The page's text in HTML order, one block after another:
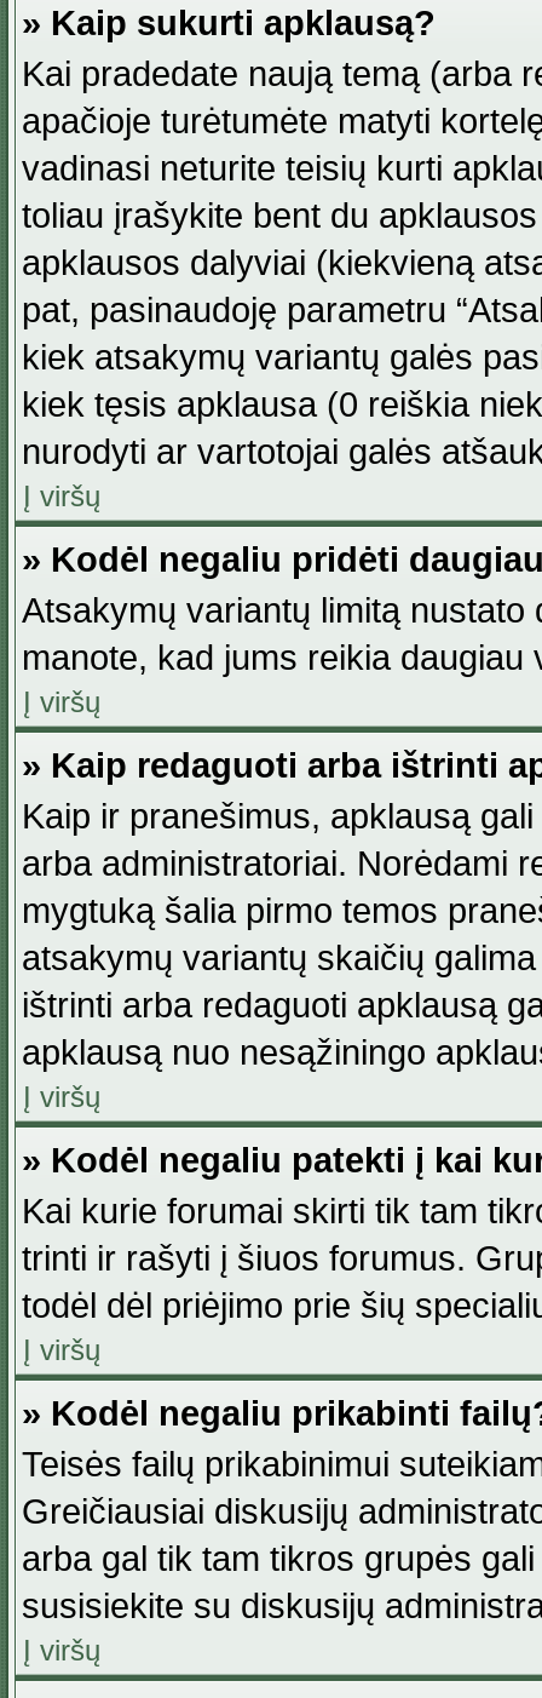
» Kaip sukurti apklausą?
Kai pradedate naują temą (arba
apačioje turėtumėte matyti
vadinasi neturite teisių kurti
toliau įrašykite bent du
apklausos dalyviai (kiekvieną
pat, pasinaudoję parametru
kiek atsakymų variantų galės
kiek tęsis apklausa (0 reiškia
nurodyti ar vartotojai galės
Į viršų
» Kodėl negaliu pridėti
Atsakymų variantų limitą
manote, kad jums reikia daugiau
Į viršų
» Kaip redaguoti arba ištrinti
Kaip ir pranešimus, apklausą
arba administratoriai. Norėdami
mygtuką šalia pirmo temos
atsakymų variantų skaičių
ištrinti arba redaguoti apklausą
apklausą nuo nesąžiningo
Į viršų
» Kodėl negaliu patekti į kai
Kai kurie forumai skirti tik tam
trinti ir rašyti į šiuos forumus.
todėl dėl priėjimo prie šių
Į viršų
» Kodėl negaliu prikabinti
Teisės failų prikabinimui
Greičiausiai diskusijų
arba gal tik tam tikros grupės
susisiekite su diskusijų
Į viršų